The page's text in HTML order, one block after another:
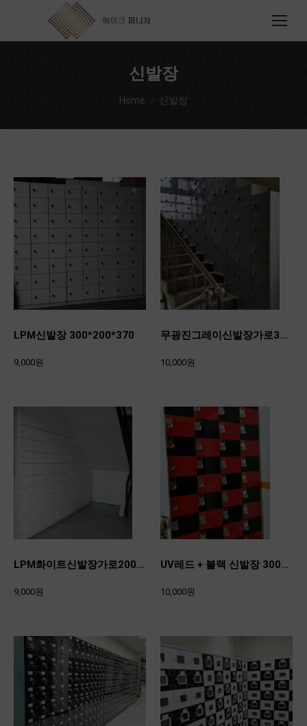
신발장
You are here:
Home 신발장
LPM신발장 300*200*370
9,000원
무광진그레이신발장가로300*세로300*깊이370
10,000원
LPM화이트신발장가로200*세로300*깊이370
9,000원
UV레드 + 블랙 신발장 300*200*370
10,000원